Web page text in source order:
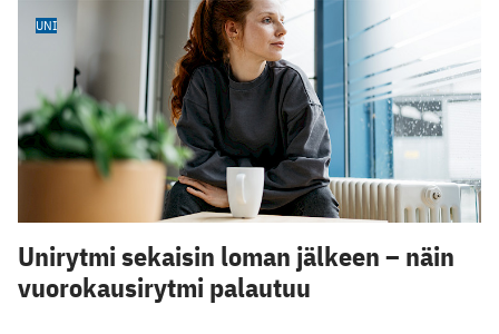
UNI
Unirytmi sekaisin loman jälkeen – näin
vuorokausirytmi palautuu